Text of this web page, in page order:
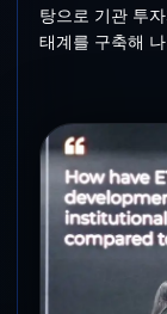
탕으로 기관 투
태계를 구축해